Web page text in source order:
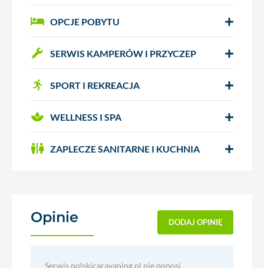
OPCJE POBYTU
SERWIS KAMPERÓW I PRZYCZEP
SPORT I REKREACJA
WELLNESS I SPA
ZAPLECZE SANITARNE I KUCHNIA
Opinie DODAJ OPINIĘ
Serwis polskicaravaning.pl nie ponosi